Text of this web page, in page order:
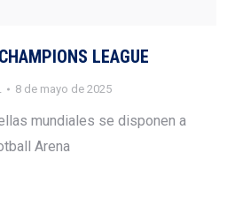
LEAGUE
8 de mayo de 2025
mundiales se disponen a
Arena